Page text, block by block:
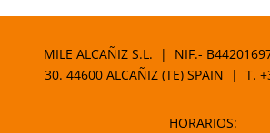
MILE ALCAÑIZ S.L. | NIF.-
30. 44600 ALCAÑIZ (TE) SPAIN | T.
HORARIOS: